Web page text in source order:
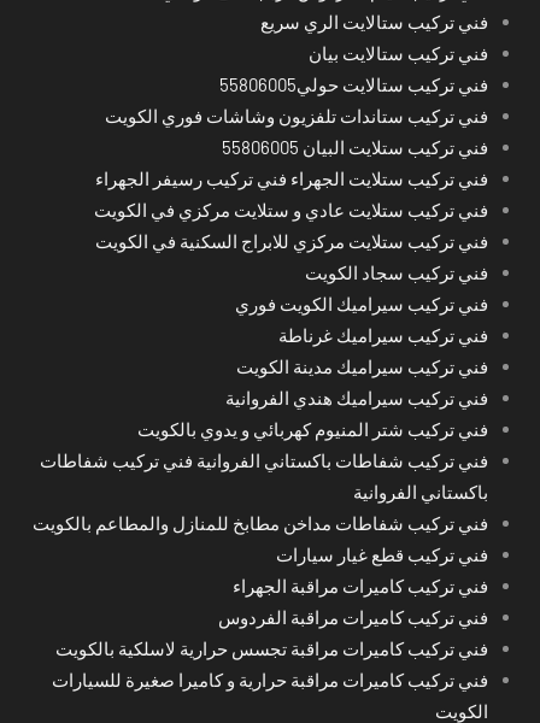
فني تركيب ستالايت الري سريع
فني تركيب ستالايت بيان
فني تركيب ستالايت حولي55806005
فني تركيب ستاندات تلفزيون وشاشات فوري الكويت
فني تركيب ستلايت البيان 55806005
فني تركيب ستلايت الجهراء فني تركيب رسيفر الجهراء
فني تركيب ستلايت عادي و ستلايت مركزي في الكويت
فني تركيب ستلايت مركزي للابراج السكنية في الكويت
فني تركيب سجاد الكويت
فني تركيب سيراميك الكويت فوري
فني تركيب سيراميك غرناطة
فني تركيب سيراميك مدينة الكويت
فني تركيب سيراميك هندي الفروانية
فني تركيب شتر المنيوم كهربائي و يدوي بالكويت
فني تركيب شفاطات باكستاني الفروانية فني تركيب شفاطات
باكستاني الفروانية
فني تركيب شفاطات مداخن مطابخ للمنازل والمطاعم بالكويت
فني تركيب قطع غيار سيارات
فني تركيب كاميرات مراقبة الجهراء
فني تركيب كاميرات مراقبة الفردوس
فني تركيب كاميرات مراقبة تجسس حرارية لاسلكية بالكويت
فني تركيب كاميرات مراقبة حرارية و كاميرا صغيرة للسيارات
الكويت